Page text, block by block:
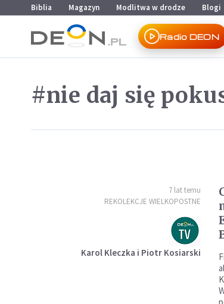
Przejdź do menu głównego
Przejdź do treści
Biblia Magazyn Modlitwa w drodze Blogi
Radio DEON
#nie daj się
7 lat temu
REKOLEKCJE WIELKOPOSTNE
Karol Kleczka i Piotr Kosiarski